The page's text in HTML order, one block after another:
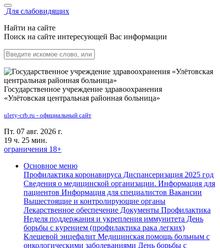
Для слабовидящих
Найти на сайте
Поиск на сайте интересующей Вас информации
Государственное учреждение здравоохранения
«Улётовская центральная районная больница»
ulety-crb.ru - официальный сайт
Пт. 07 авг. 2026 г.
19 ч. 25 мин.
ограничения 18+
Основное меню
Профилактика коронавируса Диспансеризация 2025 год
Сведения о медицинской организации. Информация для
пациентов Информация для специалистов Вакансии
Вышестоящие и контролирующие органы
Лекарственное обеспечение Документы Профилактика
Неделя поддержания и укрепления иммунитета День
борьбы с курением (профилактика рака легких)
Клещевой энцефалит Медицинская помощь больным с
онкологическими заболеваниями День борьбы с